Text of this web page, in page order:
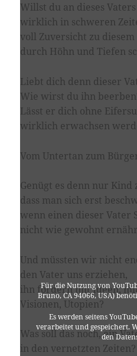
Für die Nutzung von
Bruno, CA 94066, USA)
Es werden seitens
verarbeitet und gespeichert.
den
Willst du an dieses
wirklich in schweren
voll Zuversicht zu diesem
durch Höhn und Tiefen
Liebt dich denn dieser
Wie wirst du ihn
Lässt er dich ohne
wirklich erwachsen
Vom Untertan zum
Genügt es denn nur Kind
dass man sich erst
wenn einen dieser Vater
nicht wie gewohnt
Und müssten wir nicht
den Vater uns erziehen,
ihn fordern mit Ideen,
Visionen, Utopien?
Was soll das noch, ein
in den vernetzten Zeiten?